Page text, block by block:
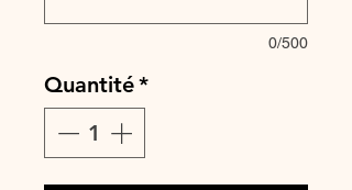
0/500
Quantité*